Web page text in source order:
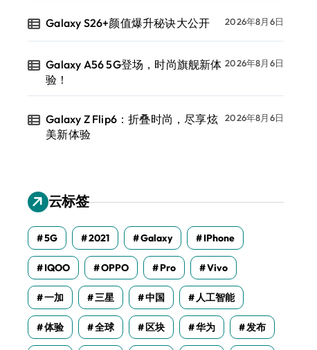
Galaxy S26+颜值爆升秘诀大公开 2026年8月6日
Galaxy A56 5G登场，时尚旗舰新体
验！
2026年8月6日
Galaxy Z Flip6：折叠时尚，尽享炫
美新体验
2026年8月6日
云标签
5G 2021 Galaxy IPhone
IQOO OPPO Pro Vivo
一加 三星 中国 人工智能
体验 全球 区块 华为 发布